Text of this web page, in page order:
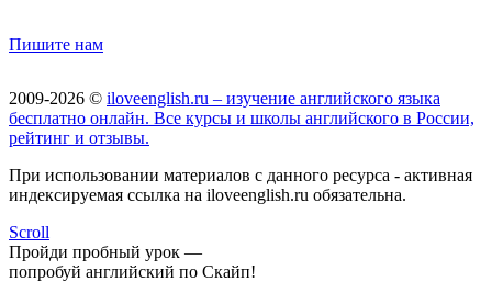
Пишите нам
2009-2026 © iloveenglish.ru – изучение английского языка
бесплатно онлайн. Все курсы и школы английского в России,
рейтинг и отзывы.
При использовании материалов с данного ресурса - активная
индексируемая ссылка на iloveenglish.ru обязательна.
Scroll
Пройди пробный урок —
попробуй английский по Скайп!